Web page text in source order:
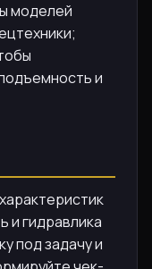
моделей
и
и гидравлика
под задачу и